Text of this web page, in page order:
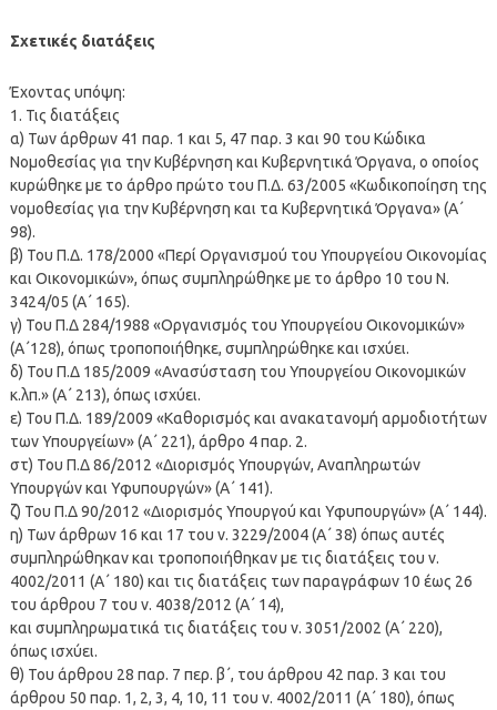
Σχετικές διατάξεις
Έχοντας υπόψη:
1. Τις διατάξεις
α) Των άρθρων 41 παρ. 1 και 5, 47 παρ. 3 και 90 του Κώδικα
Νομοθεσίας για την Κυβέρνηση και Κυβερνητικά Όργανα, ο οποίος
κυρώθηκε με το άρθρο πρώτο του Π.Δ. 63/2005 «Κωδικοποίηση της
νομοθεσίας για την Κυβέρνηση και τα Κυβερνητικά Όργανα» (Α΄
98).
β) Του Π.Δ. 178/2000 «Περί Οργανισμού του Υπουργείου Οικονομίας
και Οικονομικών», όπως συμπληρώθηκε με το άρθρο 10 του Ν.
3424/05 (Α΄ 165).
γ) Του Π.Δ 284/1988 «Οργανισμός του Υπουργείου Οικονομικών»
(Α΄128), όπως τροποποιήθηκε, συμπληρώθηκε και ισχύει.
δ) Του Π.Δ 185/2009 «Ανασύσταση του Υπουργείου Οικονομικών
κ.λπ.» (Α΄ 213), όπως ισχύει.
ε) Του Π.Δ. 189/2009 «Καθορισμός και ανακατανομή αρμοδιοτήτων
των Υπουργείων» (Α΄ 221), άρθρο 4 παρ. 2.
στ) Του Π.Δ 86/2012 «Διορισμός Υπουργών, Αναπληρωτών
Υπουργών και Υφυπουργών» (Α΄ 141).
ζ) Του Π.Δ 90/2012 «Διορισμός Υπουργού και Υφυπουργών» (Α΄ 144).
η) Των άρθρων 16 και 17 του ν. 3229/2004 (Α΄ 38) όπως αυτές
συμπληρώθηκαν και τροποποιήθηκαν με τις διατάξεις του ν.
4002/2011 (Α΄ 180) και τις διατάξεις των παραγράφων 10 έως 26
του άρθρου 7 του ν. 4038/2012 (Α΄ 14),
και συμπληρωματικά τις διατάξεις του ν. 3051/2002 (Α΄ 220),
όπως ισχύει.
θ) Του άρθρου 28 παρ. 7 περ. β΄, του άρθρου 42 παρ. 3 και του
άρθρου 50 παρ. 1, 2, 3, 4, 10, 11 του ν. 4002/2011 (Α΄ 180), όπως